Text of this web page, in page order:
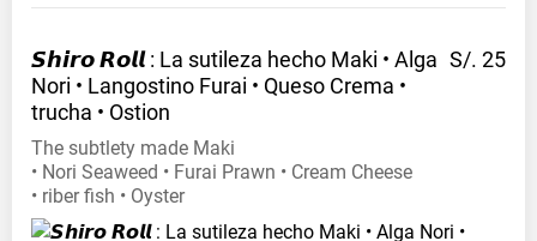
𝙎𝙝𝙞𝙧𝙤 𝙍𝙤𝙡𝙡 : La sutileza hecho Maki • Alga
Nori • Langostino Furai • Queso Crema •
trucha • Ostion
S/. 25
The subtlety made Maki
• Nori Seaweed • Furai Prawn • Cream Cheese
• riber fish • Oyster